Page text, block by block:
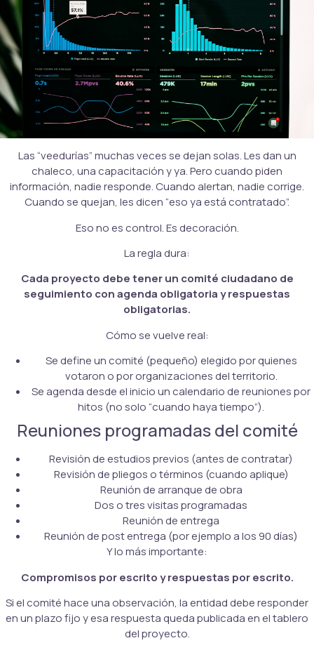
Las “veedurías” muchas veces se dejan solas. Les dan un
chaleco, una capacitación y ya. Pero cuando piden
información, nadie responde. Cuando alertan, nadie corrige.
Cuando se quejan, les dicen “eso ya está contratado”.
Eso no es control. Es decoración.
La regla dura:
Cada proyecto debe tener un comité ciudadano de
seguimiento con agenda obligatoria y respuestas
obligatorias.
Cómo se vuelve real:
Se define un comité (pequeño) elegido por quienes
votaron o por organizaciones del territorio.
Se agenda desde el inicio un calendario de reuniones por
hitos (no solo “cuando haya tiempo”).
Reuniones programadas del comité
Revisión de estudios previos (antes de contratar)
Revisión de pliegos o términos (cuando aplique)
Reunión de arranque de obra
Dos o tres visitas programadas
Reunión de entrega
Reunión de post entrega (por ejemplo a los 90 días)
Y lo más importante:
Compromisos por escrito y respuestas por escrito.
Si el comité hace una observación, la entidad debe responder
en un plazo fijo y esa respuesta queda publicada en el tablero
del proyecto.